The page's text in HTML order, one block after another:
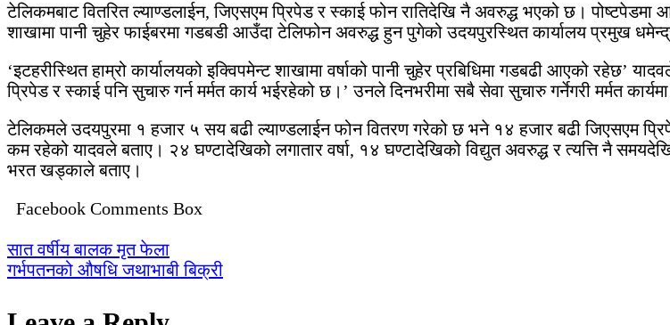
टेलिकमबाट वितरित ल्याण्डलाईन, जिएसएम प्रिपेड र स्काई फोन रातिदेखि नै अवरुद्ध भएको छ।
शाखामा पानी चुहेर फाईबरमा गडबडी आउँदा टेलिफोन अवरुद्ध हुन पुगेको उदयपुरस्थित कार्यालय प्रमुख
‘इटहरीस्थित हाम्रो कार्यालयको इक्विपमेन्ट शाखामा वर्षाको पानी चुहेर प्रबिधिमा गडबढी आएको रहेछ’
प्रिपेड र स्काई पनि सुचारु गर्न मर्मत कार्य भईरहेको छ।’ उनले दिनभरीमा सबै सेवा सुचारु गर्नेगरी मर्मत
टेलिकमले उदयपुरमा १ हजार ५ सय बढी ल्याण्डलाईन फोन वितरण गरेको छ भने १४ हजार बढी जिएसएम
कम रहेको यादवले बताए। २४ घण्टादेखिको लगातार वर्षा, १४ घण्टादेखिको विद्युत अवरुद्ध र त्यत्ति नै
भरत खड्काले बताए।
Facebook Comments Box
Post
navigation
सात वर्षीय बालक मृत फेला
गर्भपतनको औषधि जथाभाबी बिक्री